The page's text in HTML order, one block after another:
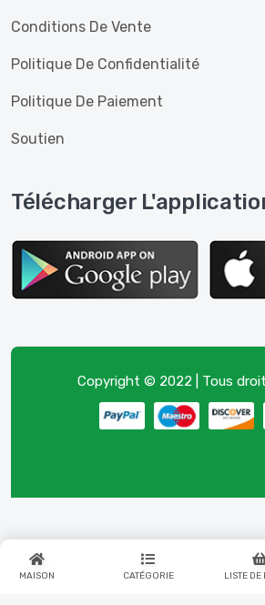
MAISON CATÉGORIE LISTE DE
Conditions De Vente
Politique De Confidentialité
Politique De Paiement
Soutien
Télécharger
Copyright © 2022 | Tous